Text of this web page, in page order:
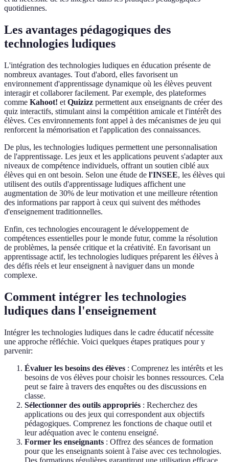
quotidiennes.
Les avantages pédagogiques des
technologies ludiques
L'intégration des technologies ludiques en éducation présente de
nombreux avantages. Tout d'abord, elles favorisent un
environnement d'apprentissage dynamique où les élèves peuvent
interagir et collaborer facilement. Par exemple, des plateformes
comme Kahoot! et Quizizz permettent aux enseignants de créer des
quiz interactifs, stimulant ainsi la compétition amicale et l'intérêt des
élèves. Ces environnements font appel à des mécanismes de jeu qui
renforcent la mémorisation et l'application des connaissances.
De plus, les technologies ludiques permettent une personnalisation
de l'apprentissage. Les jeux et les applications peuvent s'adapter aux
niveaux de compétence individuels, offrant un soutien ciblé aux
élèves qui en ont besoin. Selon une étude de l'INSEE, les élèves qui
utilisent des outils d'apprentissage ludiques affichent une
augmentation de 30% de leur motivation et une meilleure rétention
des informations par rapport à ceux qui suivent des méthodes
d'enseignement traditionnelles.
Enfin, ces technologies encouragent le développement de
compétences essentielles pour le monde futur, comme la résolution
de problèmes, la pensée critique et la créativité. En favorisant un
apprentissage actif, les technologies ludiques préparent les élèves à
des défis réels et leur enseignent à naviguer dans un monde
complexe.
Comment intégrer les technologies
ludiques dans l'enseignement
Intégrer les technologies ludiques dans le cadre éducatif nécessite
une approche réfléchie. Voici quelques étapes pratiques pour y
parvenir:
Évaluer les besoins des élèves : Comprenez les intérêts et les
besoins de vos élèves pour choisir les bonnes ressources. Cela
peut se faire à travers des enquêtes ou des discussions en
classe.
Sélectionner des outils appropriés : Recherchez des
applications ou des jeux qui correspondent aux objectifs
pédagogiques. Comprenez les fonctions de chaque outil et
leur adéquation avec le contenu enseigné.
Former les enseignants : Offrez des séances de formation
pour que les enseignants soient à l'aise avec ces technologies.
Des formations régulières garantiront une utilisation efficace